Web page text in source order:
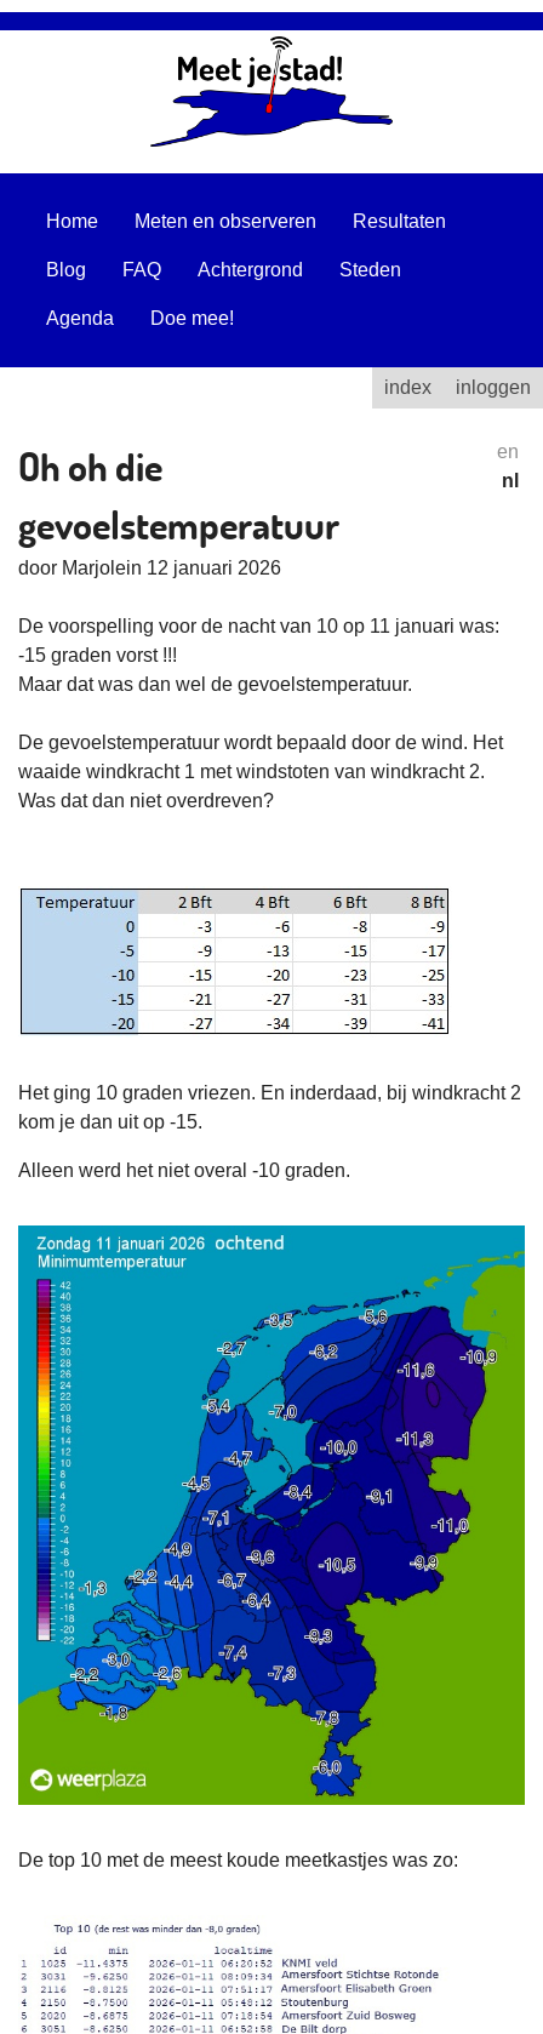
Home Meten en observeren Resultaten
Blog FAQ Achtergrond Steden
Agenda Doe mee!
index inloggen
Oh oh die
gevoelstemperatuur
en
nl
door Marjolein 12 januari 2026
De voorspelling voor de nacht van 10 op 11 januari was:
-15 graden vorst !!!
Maar dat was dan wel de gevoelstemperatuur.
De gevoelstemperatuur wordt bepaald door de wind. Het
waaide windkracht 1 met windstoten van windkracht 2.
Was dat dan niet overdreven?
Het ging 10 graden vriezen. En inderdaad, bij windkracht 2
kom je dan uit op -15.
Alleen werd het niet overal -10 graden.
De top 10 met de meest koude meetkastjes was zo: